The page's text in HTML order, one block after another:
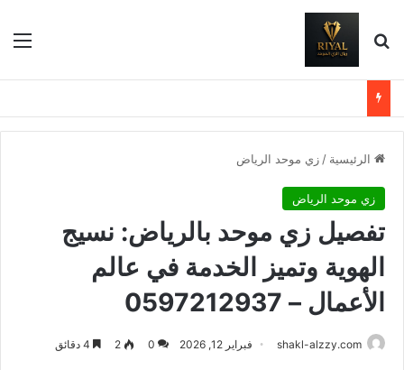
بحث عن
الرئيسية / زي موحد الرياض
زي موحد الرياض
تفصيل زي موحد بالرياض: نسيج
الهوية وتميز الخدمة في عالم
الأعمال – 0597212937
shakl-alzzy.com فبراير 12, 2026 0
2